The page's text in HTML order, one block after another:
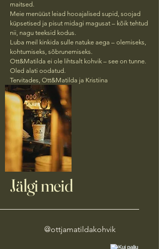
maitsed.
Meie menüüst leiad hooajalised supid, soojad
küpsetised ja pisut midagi magusat – kõik tehtud
nii, nagu teeksid kodus.
Luba meil kinkida sulle natuke aega – olemiseks,
kohtumiseks, sõbrunemiseks.
Ott&Matilda ei ole lihtsalt kohvik – see on tunne.
Oled alati oodatud.
Tervitades, Ott&Matilda ja Kristiina
Jälgi meid
@ottjamatildakohvik